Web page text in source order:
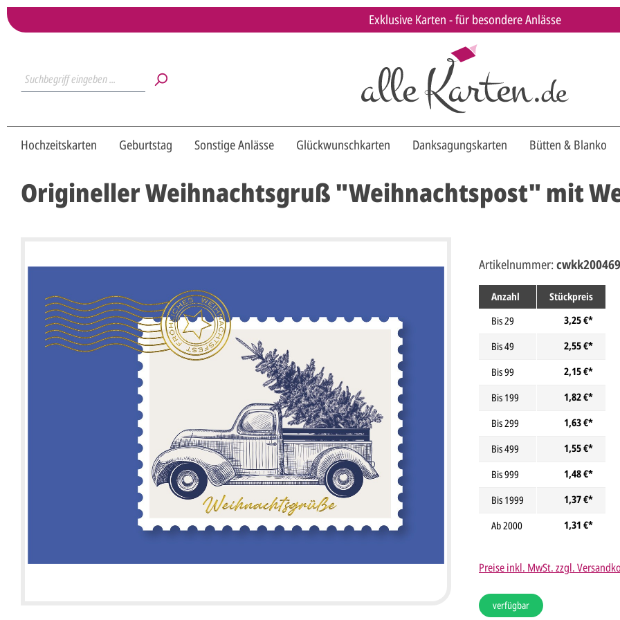
Exklusive Karten - für besondere Anlässe
Hochzeitskarten Geburtstag Sonstige Anlässe Glückwunschkarten Danksagungskarten Bütten & Blanko
Origineller Weihnachtsgruß "Weihnachtspost" mit
Anzahl
Stückpreis
Bis29
3,25 €*
Bis49
2,55 €*
Bis99
2,15 €*
Bis 199
1,82 €*
Bis299
1,63 €*
Bis499
1,55 €*
Bis999
1,48 €*
Bis 1999
1,37 €*
Ab2000 1,31 €*
Preise inkl. MwSt. zzgl.
verfügbar
Artikelnummer: